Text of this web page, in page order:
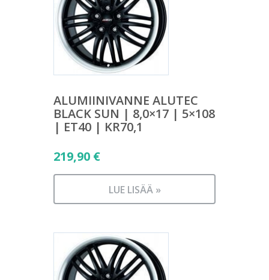
ALUMIINIVANNE ALUTEC
BLACK SUN | 8,0×17 | 5×108
| ET40 | KR70,1
219,90 €
LUE LISÄÄ »